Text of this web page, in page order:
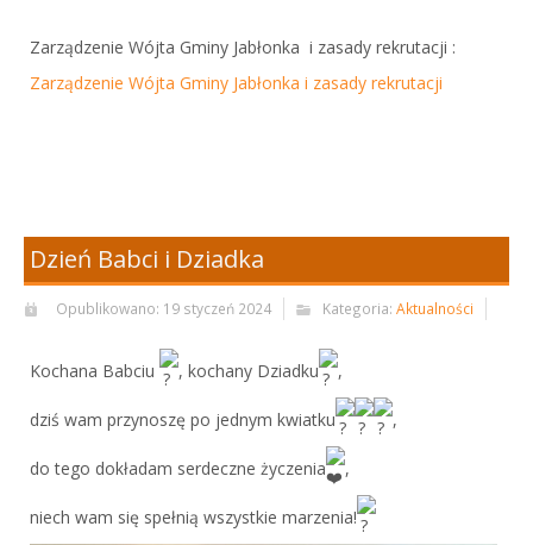
Zarządzenie Wójta Gminy Jabłonka i zasady rekrutacji :
Zarządzenie Wójta Gminy Jabłonka i zasady rekrutacji
Dzień Babci i Dziadka
Opublikowano: 19 styczeń 2024 Kategoria: Aktualności
Kochana Babciu , kochany Dziadku ,
dziś wam przynoszę po jednym kwiatku ,
do tego dokładam serdeczne życzenia ,
niech wam się spełnią wszystkie marzenia!